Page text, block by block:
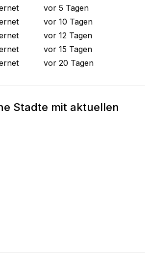
vor 5 Tagen
vor 10 Tagen
vor 12 Tagen
vor 15 Tagen
vor 20 Tagen
Stadte mit aktuellen